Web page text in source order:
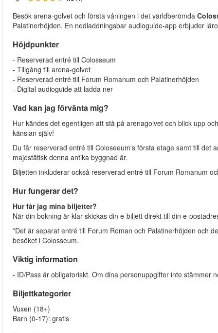
Besök arena-golvet och första våningen i det världberömda
Palatinerhöjden. En nedladdningsbar audioguide-app erbjuder
Höjdpunkter
- Reserverad entré till Colosseum
- Tillgång till arena-golvet
- Reserverad entré till Forum Romanum och Palatinerhöjden
- Digital audioguide att ladda ner
Vad kan jag förvänta mig?
Hur kändes det egentligen att stå på arenagolvet och blick upp
känslan själv!
Du får reserverad entré till Coloseeum's första etage samt till
majestätisk denna antika byggnad är.
Biljetten inkluderar också reserverad entré till Forum Romanum
Hur fungerar det?
Hur får jag mina biljetter?
När din bokning är klar skickas din e-biljett direkt till din e-
*Det är separat entré till Forum Roman och Palatinerhöjden och
besöket i Colosseum.
Viktig information
- ID/Pass är obligatoriskt. Om dina personuppgifter inte stämmer
Biljettkategorier
Vuxen (18+)
Barn (0-17): gratis